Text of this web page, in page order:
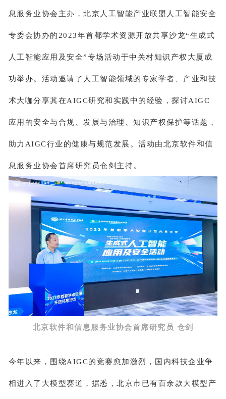
息服务业协会主办，北京人工智能产业联盟人工智能安全
专委会协办的2023年首都学术资源开放共享沙龙“生成式
人工智能应用及安全”专场活动于中关村知识产权大厦成
功举办。活动邀请了人工智能领域的专家学者、产业和技
术大咖分享其在AIGC研究和实践中的经验，探讨AIGC
应用的安全与合规、发展与治理、知识产权保护等话题，
助力AIGC行业的健康与规范发展。活动由北京软件和信
息服务业协会首席研究员仓剑主持。
北京软件和信息服务业协会首席研究员 仓剑
今年以来，围绕AIGC的竞赛愈加激烈，国内科技企业争
相进入了大模型赛道，据悉，北京市已有百余款大模型产